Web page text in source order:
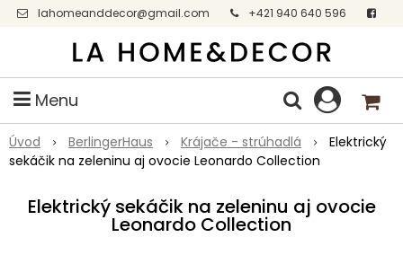
lahomeanddecor@gmail.com
+421 940 640 596
Facebook
Menu
Úvod BerlingerHaus Krájače - strúhadlá
Elektrický
sekáčik na zeleninu aj ovocie Leonardo Collection
Elektrický sekáčik na zeleninu aj ovocie
Leonardo Collection